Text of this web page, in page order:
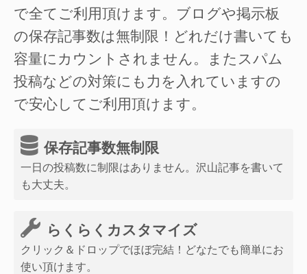
で全てご利用頂けます。ブログや掲示板
の保存記事数は無制限！どれだけ書いても
容量にカウントされません。またスパム
投稿などの対策にも力を入れていますの
で安心してご利用頂けます。
保存記事数無制限
一日の投稿数に制限はありません。沢山記事を書いて
も大丈夫。
らくらくカスタマイズ
クリック＆ドロップでほぼ完結！どなたでも簡単にお
使い頂けます。